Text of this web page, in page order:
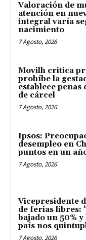
Valoración de
atención en
integral varía
nacimiento
7 Agosto, 2026
Movilh critica
prohíbe la
establece penas
de cárcel
7 Agosto, 2026
Ipsos:
desempleo en
puntos en un
7 Agosto, 2026
Vicepresidente
de ferias libres:
bajado un 50%
país nos
7 Agosto, 2026